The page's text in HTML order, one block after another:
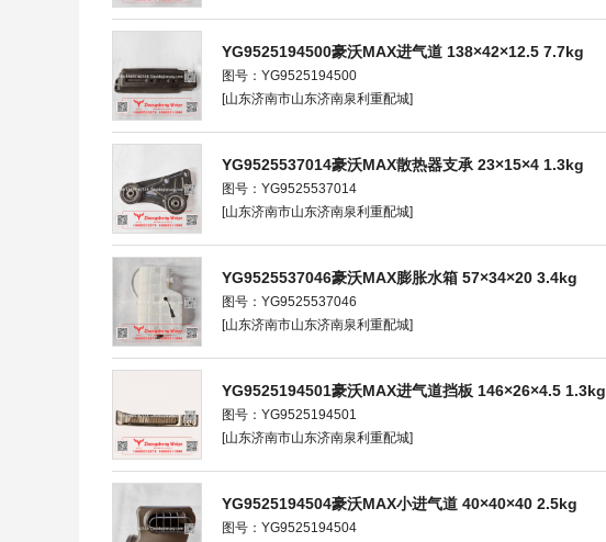
YG9525194500豪沃MAX进气道 138×42×12.5 7.7kg
图号：YG9525194500
[山东济南市山东济南泉利重配城]
YG9525537014豪沃MAX散热器支承 23×15×4 1.3kg
图号：YG9525537014
[山东济南市山东济南泉利重配城]
YG9525537046豪沃MAX膨胀水箱 57×34×20 3.4kg
图号：YG9525537046
[山东济南市山东济南泉利重配城]
YG9525194501豪沃MAX进气道挡板 146×26×4.5 1.3kg
图号：YG9525194501
[山东济南市山东济南泉利重配城]
YG9525194504豪沃MAX小进气道 40×40×40 2.5kg
图号：YG9525194504